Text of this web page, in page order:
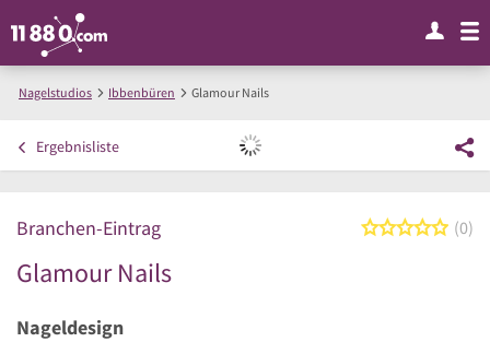
Nagelstudios Ibbenbüren Glamour Nails
Ergebnisliste
Branchen-Eintrag 00
Glamour Nails
Nageldesign